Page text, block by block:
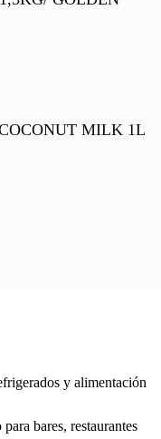
MILK 1L
y alimentación
bares, restaurantes